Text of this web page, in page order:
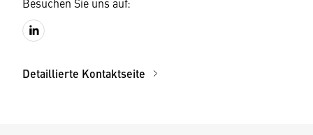
Detaillierte Kontaktseite